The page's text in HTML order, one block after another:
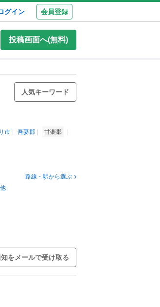
グイン 会員登録
投稿画面へ(無料)
人気キーワード
市 吾妻郡
甘楽郡
路線・駅から選ぶ
をメールで受け取る